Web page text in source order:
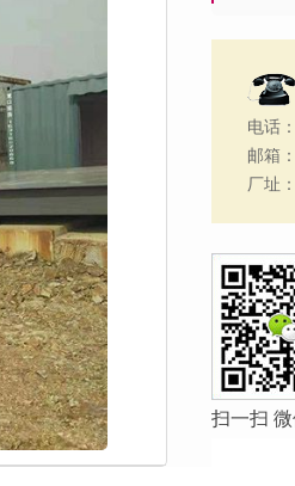
电话
邮箱
厂址
扫一扫